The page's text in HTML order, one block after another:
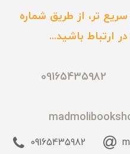
تر، از طریق شماره
ارتباط باشید...
09165435982